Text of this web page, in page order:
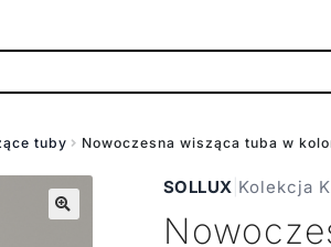
tuby Nowoczesna wisząca tuba w
SOLLUX Kolekcja